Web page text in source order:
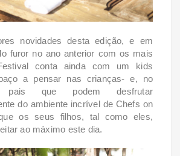
novidades desta edição, e em
furor no ano anterior com os mais
conta ainda com um kids
a pensar nas crianças- e, no
que podem desfrutar
do ambiente incrível de Chefs on
os seus filhos, tal como eles,
ao máximo este dia.